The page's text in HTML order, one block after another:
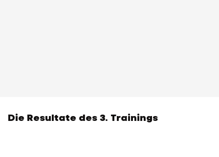
Die Resultate des 3. Trainings